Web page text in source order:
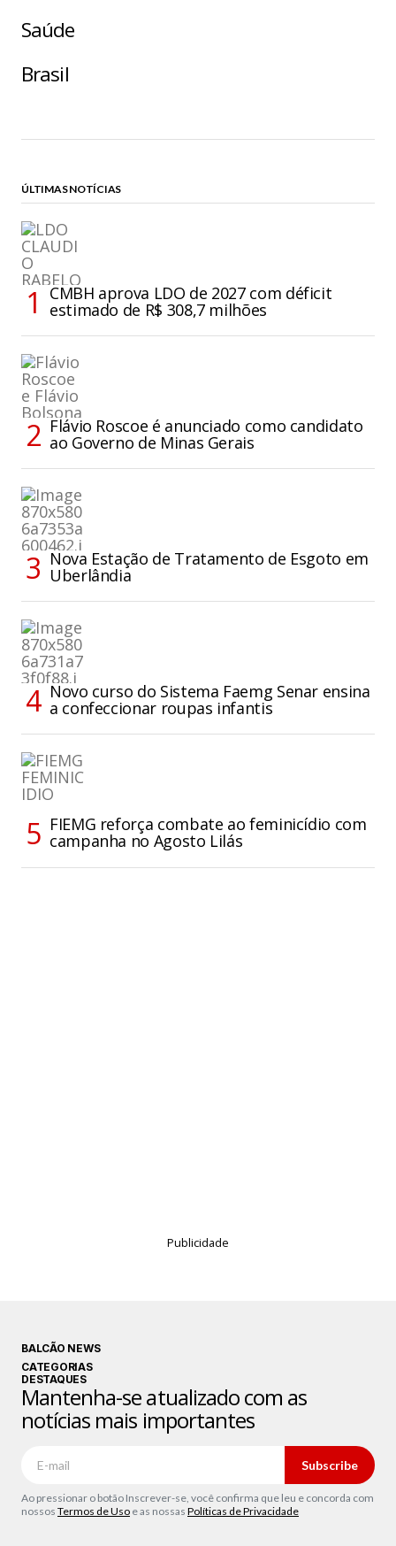
Saúde
Brasil
ÚLTIMAS NOTÍCIAS
CMBH aprova LDO de 2027 com déficit
estimado de R$ 308,7 milhões
Flávio Roscoe é anunciado como candidato
ao Governo de Minas Gerais
Nova Estação de Tratamento de Esgoto em
Uberlândia
Novo curso do Sistema Faemg Senar ensina
a confeccionar roupas infantis
FIEMG reforça combate ao feminicídio com
campanha no Agosto Lilás
Publicidade
BALCÃO NEWS
CATEGORIAS
DESTAQUES
Mantenha-se atualizado com as
notícias mais importantes
Subscribe
Ao pressionar o botão Inscrever-se, você confirma que leu e concorda com
nossos Termos de Uso e as nossas Políticas de Privacidade